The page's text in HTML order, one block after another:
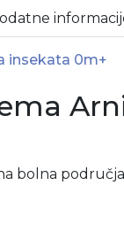
insekata 0m+
bolna